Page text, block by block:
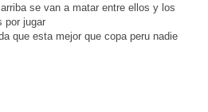
se van a matar entre ellos y los
por jugar
que esta mejor que copa peru nadie